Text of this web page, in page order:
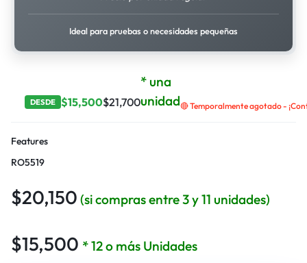
Ideal para pruebas o necesidades pequeñas
DESDE $15,500$21,700
* una
unidad🔴 Temporalmente agotado -
Features
RO5519
$20,150 (si compras entre 3 y 11 unidades)
$15,500 * 12 o más Unidades